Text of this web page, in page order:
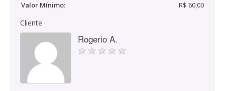
Valor Mínimo:
R$ 60,00
Cliente
Rogerio A.